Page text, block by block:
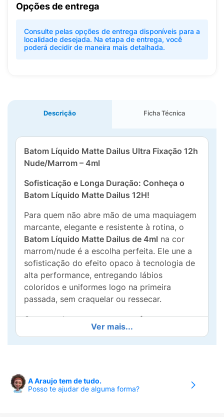
Opções de entrega
Consulte pelas opções de entrega disponíveis para a
localidade desejada. Na etapa de entrega, você
poderá decidir de maneira mais detalhada.
Descrição Ficha Técnica
Batom Líquido Matte Dailus Ultra Fixação 12h
Nude/Marrom – 4ml
Sofisticação e Longa Duração: Conheça o
Batom Líquido Matte Dailus 12H!
Para quem não abre mão de uma maquiagem
marcante, elegante e resistente à rotina, o
Batom Líquido Matte Dailus de 4ml na cor
marrom/nude é a escolha perfeita. Ele une a
sofisticação do efeito opaco à tecnologia de
alta performance, entregando lábios
coloridos e uniformes logo na primeira
passada, sem craquelar ou ressecar.
Como podemos notar em seu frasco
minimalista na imagemimage_97a9c4.png
produto promete e entregaaté 12 horas de
curtindo momentos de lazer sem se
preocupar com retoques constantes. Sua
Ver mais...
A Araujo tem de tudo.
Posso te ajudar de alguma forma?